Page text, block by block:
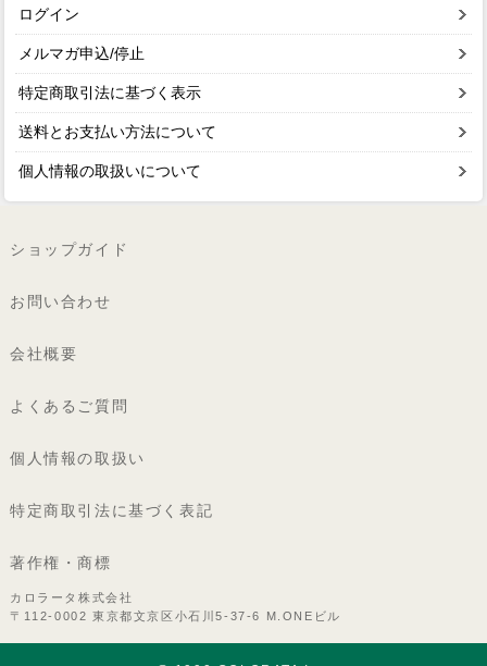
ログイン
メルマガ申込/停止
特定商取引法に基づく表示
送料とお支払い方法について
個人情報の取扱いについて
ショップガイド
お問い合わせ
会社概要
よくあるご質問
個人情報の取扱い
特定商取引法に基づく表記
著作権・商標
カロラータ株式会社
〒112-0002 東京都文京区小石川5-37-6 M.ONEビル